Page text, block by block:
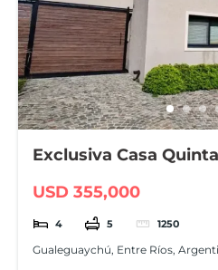
Exclusiva Casa
USD 355,000
4 5 1250
Gualeguaychú, Entre Ríos,